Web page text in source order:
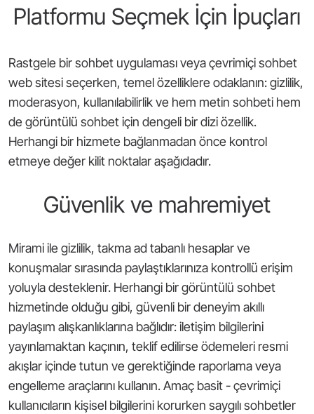
Platformu Seçmek İçin İpuçları
Rastgele bir sohbet uygulaması veya çevrimiçi sohbet
web sitesi seçerken, temel özelliklere odaklanın: gizlilik,
moderasyon, kullanılabilirlik ve hem metin sohbeti hem
de görüntülü sohbet için dengeli bir dizi özellik.
Herhangi bir hizmete bağlanmadan önce kontrol
etmeye değer kilit noktalar aşağıdadır.
Güvenlik ve mahremiyet
Mirami ile gizlilik, takma ad tabanlı hesaplar ve
konuşmalar sırasında paylaştıklarınıza kontrollü erişim
yoluyla desteklenir. Herhangi bir görüntülü sohbet
hizmetinde olduğu gibi, güvenli bir deneyim akıllı
paylaşım alışkanlıklarına bağlıdır: iletişim bilgilerini
yayınlamaktan kaçının, teklif edilirse ödemeleri resmi
akışlar içinde tutun ve gerektiğinde raporlama veya
engelleme araçlarını kullanın. Amaç basit - çevrimiçi
kullanıcıların kişisel bilgilerini korurken saygılı sohbetler